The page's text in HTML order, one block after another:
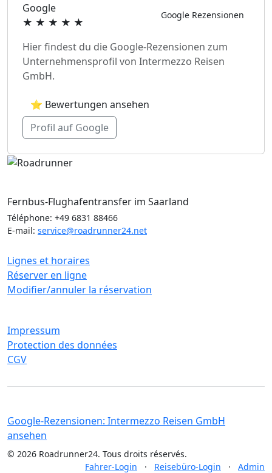
Google
★ ★ ★ ★ ★
Google Rezensionen
Hier findest du die Google-Rezensionen zum
Unternehmensprofil von Intermezzo Reisen
GmbH.
⭐ Bewertungen ansehen
Profil auf Google
Fernbus-Flughafentransfer im Saarland
Téléphone: +49 6831 88466
E-mail: service@roadrunner24.net
Lignes et horaires
Réserver en ligne
Modifier/annuler la réservation
Impressum
Protection des données
CGV
Google-Rezensionen: Intermezzo Reisen GmbH
ansehen
© 2026 Roadrunner24. Tous droits réservés.
Fahrer-Login
· Reisebüro-Login · Admin